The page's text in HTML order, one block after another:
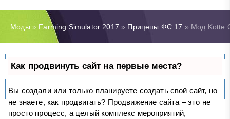
Моды » Farming Simulator 2017 » Прицепы ФС 17 » Мод Kotte
Как продвинуть сайт на первые места?
Вы создали или только планируете создать свой сайт, но
не знаете, как продвигать? Продвижение сайта – это не
просто процесс, а целый комплекс мероприятий,